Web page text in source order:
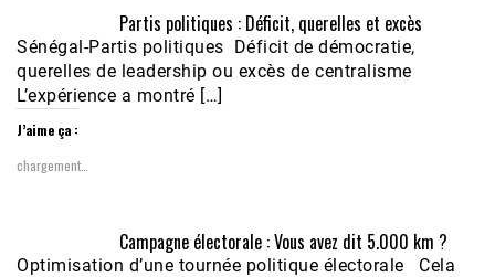
Partis politiques : Déficit, querelles et excès
Sénégal-Partis politiques Déficit de démocratie,
querelles de leadership ou excès de centralisme
L’expérience a montré […]
J’aime ça :
chargement…
Campagne électorale : Vous avez dit 5.000 km ?
Optimisation d’une tournée politique électorale Cela